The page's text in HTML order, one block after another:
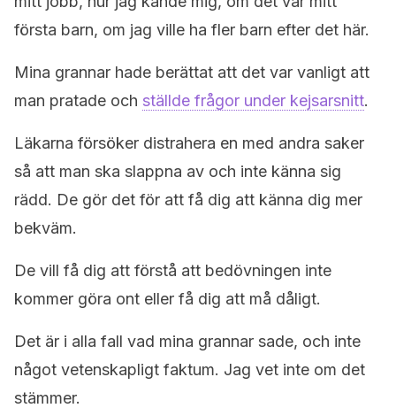
första barn, om jag ville ha fler barn efter det här.
Mina grannar hade berättat att det var vanligt att
man pratade och ställde frågor under kejsarsnitt.
Läkarna försöker distrahera en med andra saker
så att man ska slappna av och inte känna sig
rädd. De gör det för att få dig att känna dig mer
bekväm.
De vill få dig att förstå att bedövningen inte
kommer göra ont eller få dig att må dåligt.
Det är i alla fall vad mina grannar sade, och inte
något vetenskapligt faktum. Jag vet inte om det
stämmer.